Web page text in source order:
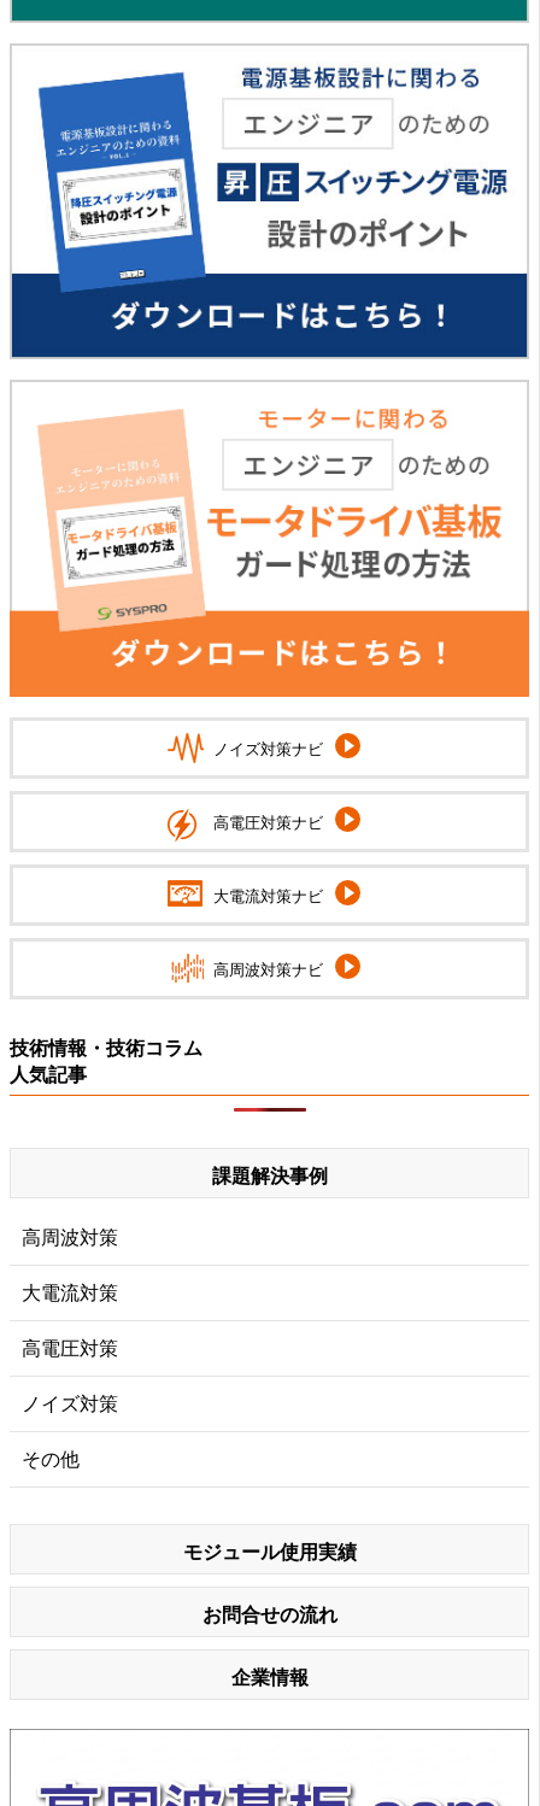
ノイズ対策ナビ
高電圧対策ナビ
大電流対策ナビ
高周波対策ナビ
技術情報・技術コラム
人気記事
課題解決事例
高周波対策
大電流対策
高電圧対策
ノイズ対策
その他
モジュール使用実績
お問合せの流れ
企業情報